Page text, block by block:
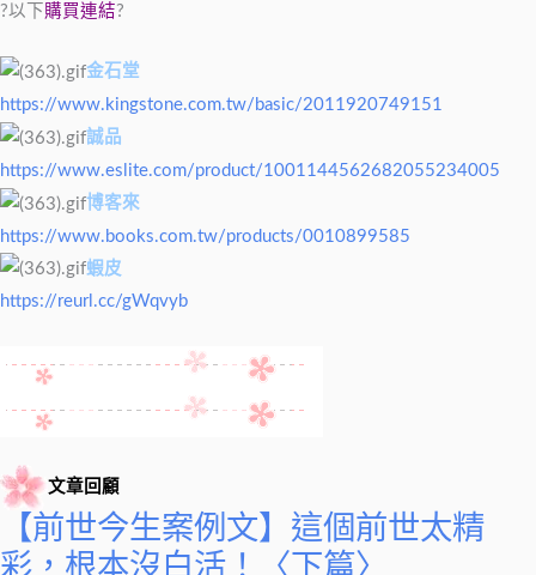
?以下 購買連結?
金石堂
https://www.kingstone.com.tw/basic/2011920749151
誠品
https://www.eslite.com/product/1001144562682055234005
博客來
https://www.books.com.tw/products/0010899585
蝦皮
https://reurl.cc/gWqvyb
文章回顧
【前世今生案例文】這個前世太精
彩，根本沒白活！〈下篇〉